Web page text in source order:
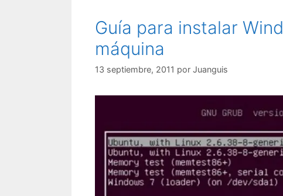
Guía para instalar
máquina
13 septiembre, 2011 por Juanguis